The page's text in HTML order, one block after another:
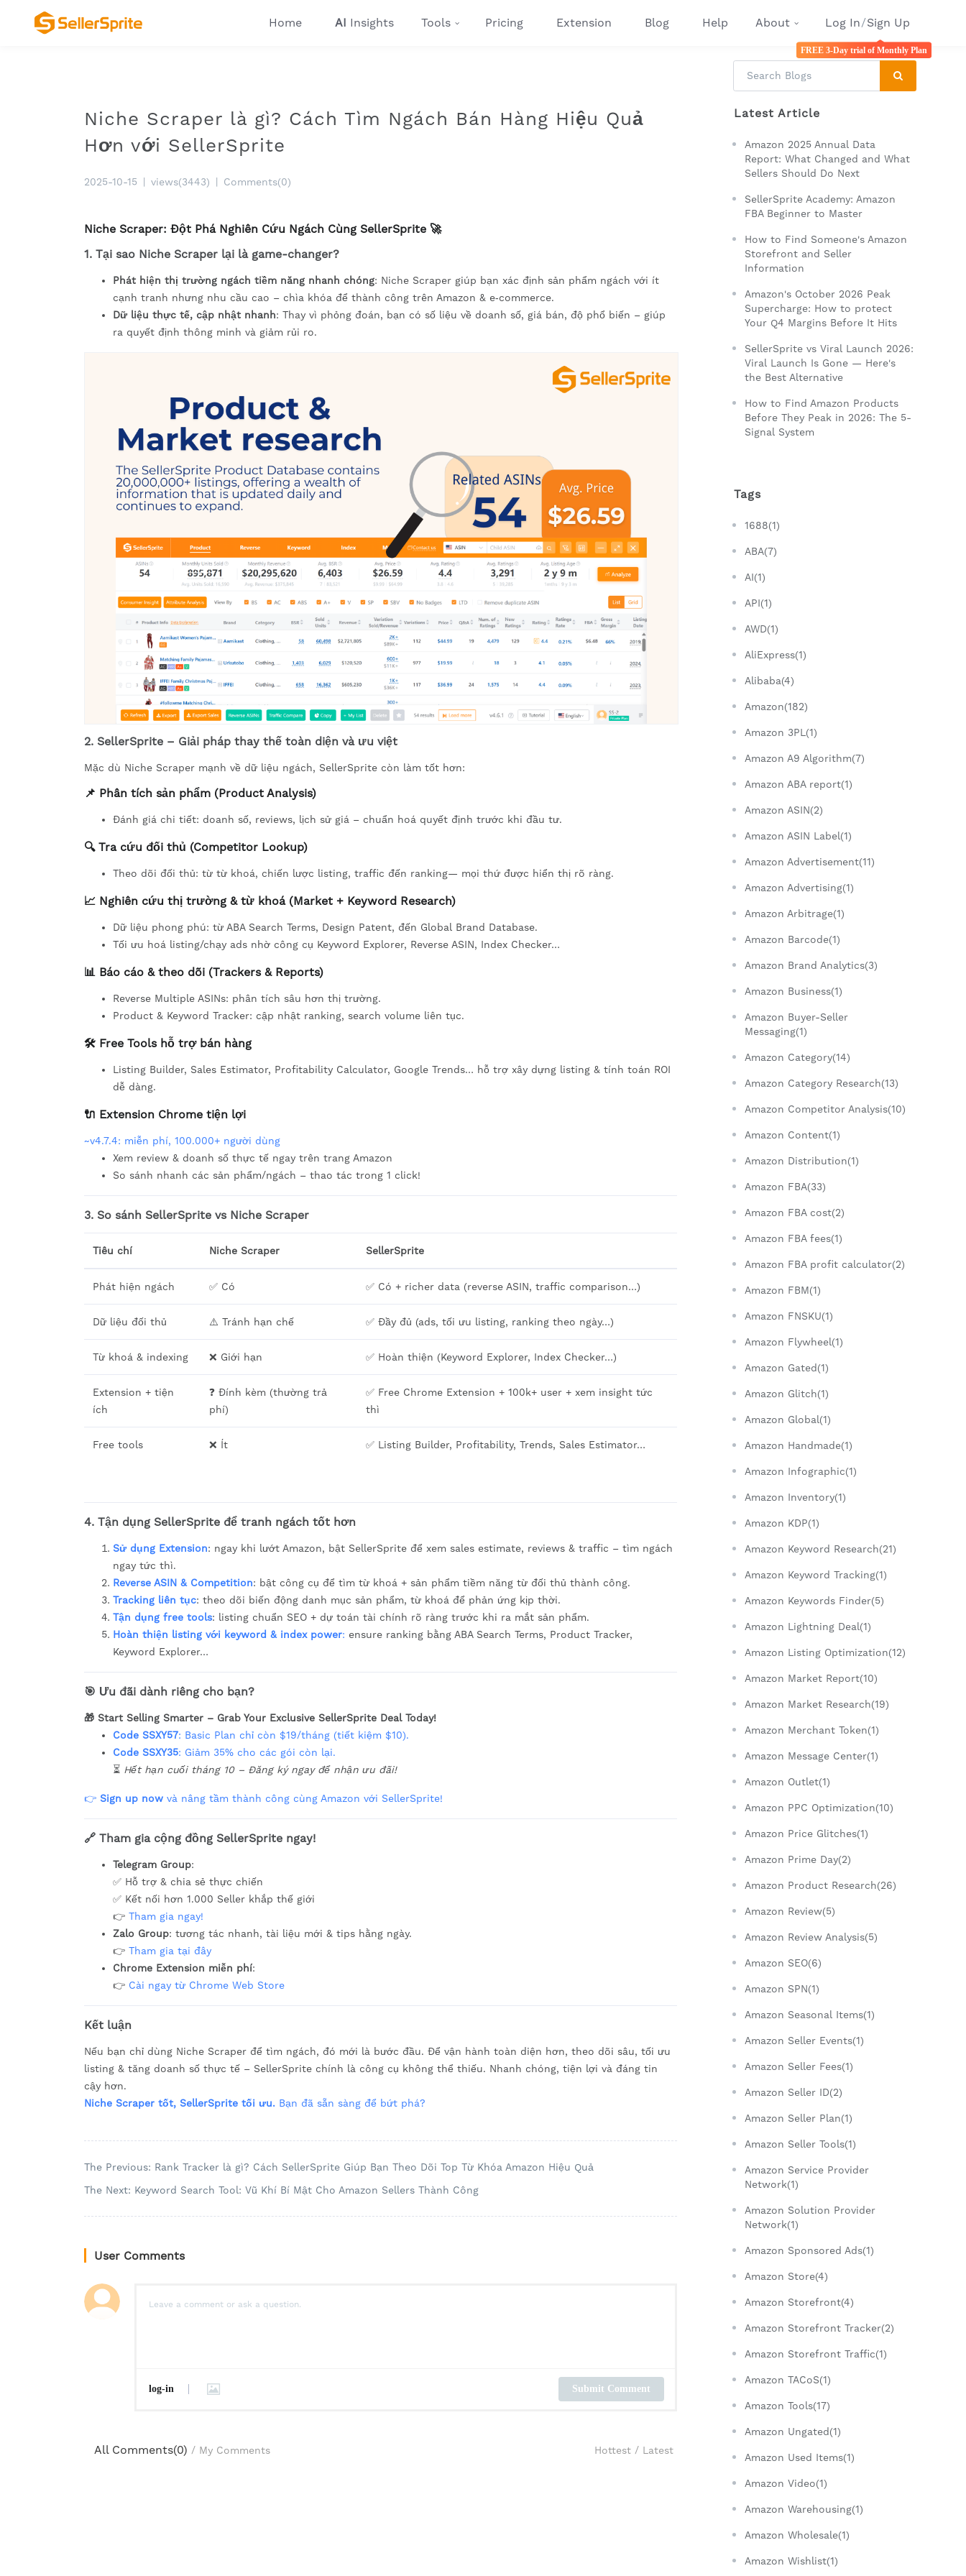
Home AI Insights Tools Pricing Extension Blog Help About Log In/Sign Up
FREE 3-Day trial of Monthly Plan
Niche Scraper là gì? Cách Tìm Ngách Bán Hàng Hiệu Quả
Hơn với SellerSprite
2025-10-15 views(3443) Comments(0)
Niche Scraper: Đột Phá Nghiên Cứu Ngách Cùng SellerSprite 🚀
1. Tại sao Niche Scraper lại là game-changer?
Phát hiện thị trường ngách tiềm năng nhanh chóng: Niche Scraper giúp bạn xác định sản phẩm ngách với ít
cạnh tranh nhưng nhu cầu cao – chìa khóa để thành công trên Amazon & e‑commerce.
Dữ liệu thực tế, cập nhật nhanh: Thay vì phỏng đoán, bạn có số liệu về doanh số, giá bán, độ phổ biến – giúp
ra quyết định thông minh và giảm rủi ro.
2. SellerSprite – Giải pháp thay thế toàn diện và ưu việt
Mặc dù Niche Scraper mạnh về dữ liệu ngách, SellerSprite còn làm tốt hơn:
📌 Phân tích sản phẩm (Product Analysis)
Đánh giá chi tiết: doanh số, reviews, lịch sử giá – chuẩn hoá quyết định trước khi đầu tư.
🔍 Tra cứu đối thủ (Competitor Lookup)
Theo dõi đối thủ: từ từ khoá, chiến lược listing, traffic đến ranking— mọi thứ được hiển thị rõ ràng.
📈 Nghiên cứu thị trường & từ khoá (Market + Keyword Research)
Dữ liệu phong phú: từ ABA Search Terms, Design Patent, đến Global Brand Database.
Tối ưu hoá listing/chạy ads nhờ công cụ Keyword Explorer, Reverse ASIN, Index Checker…
📊 Báo cáo & theo dõi (Trackers & Reports)
Reverse Multiple ASINs: phân tích sâu hơn thị trường.
Product & Keyword Tracker: cập nhật ranking, search volume liên tục.
🛠️ Free Tools hỗ trợ bán hàng
Listing Builder, Sales Estimator, Profitability Calculator, Google Trends… hỗ trợ xây dựng listing & tính toán ROI
dễ dàng.
🔌 Extension Chrome tiện lợi
~v4.7.4: miễn phí, 100.000+ người dùng
Xem review & doanh số thực tế ngay trên trang Amazon
So sánh nhanh các sản phẩm/ngách – thao tác trong 1 click!
3. So sánh SellerSprite vs Niche Scraper
Tiêu chí Niche Scraper SellerSprite
Phát hiện ngách ✅ Có ✅ Có + richer data (reverse ASIN, traffic comparison…)
Dữ liệu đối thủ ⚠️ Tránh hạn chế ✅ Đầy đủ (ads, tối ưu listing, ranking theo ngày…)
Từ khoá & indexing ❌ Giới hạn ✅ Hoàn thiện (Keyword Explorer, Index Checker…)
Extension + tiện
ích
❓ Đính kèm (thường trả
phí)
✅ Free Chrome Extension + 100k+ user + xem insight tức
thì
Free tools ❌ Ít ✅ Listing Builder, Profitability, Trends, Sales Estimator…
4. Tận dụng SellerSprite để tranh ngách tốt hơn
Sử dụng Extension: ngay khi lướt Amazon, bật SellerSprite để xem sales estimate, reviews & traffic – tìm ngách
ngay tức thì.
Reverse ASIN & Competition: bật công cụ để tìm từ khoá + sản phẩm tiềm năng từ đối thủ thành công.
Tracking liên tục: theo dõi biến động danh mục sản phẩm, từ khoá để phản ứng kịp thời.
Tận dụng free tools: listing chuẩn SEO + dự toán tài chính rõ ràng trước khi ra mắt sản phẩm.
Hoàn thiện listing với keyword & index power: ensure ranking bằng ABA Search Terms, Product Tracker,
Keyword Explorer…
🎯 Ưu đãi dành riêng cho bạn?
🎁 Start Selling Smarter – Grab Your Exclusive SellerSprite Deal Today!
Code SSXY57: Basic Plan chỉ còn $19/tháng (tiết kiệm $10).
Code SSXY35: Giảm 35% cho các gói còn lại.
⏳ Hết hạn cuối tháng 10 – Đăng ký ngay để nhận ưu đãi!
👉 Sign up now và nâng tầm thành công cùng Amazon với SellerSprite!
🔗 Tham gia cộng đồng SellerSprite ngay!
Telegram Group:
✅ Hỗ trợ & chia sẻ thực chiến
✅ Kết nối hơn 1.000 Seller khắp thế giới
👉 Tham gia ngay!
Zalo Group: tương tác nhanh, tài liệu mới & tips hằng ngày.
👉 Tham gia tại đây
Chrome Extension miễn phí:
👉 Cài ngay từ Chrome Web Store
Kết luận
Nếu bạn chỉ dùng Niche Scraper để tìm ngách, đó mới là bước đầu. Để vận hành toàn diện hơn, theo dõi sâu, tối ưu
listing & tăng doanh số thực tế – SellerSprite chính là công cụ không thể thiếu. Nhanh chóng, tiện lợi và đáng tin
cậy hơn.
Niche Scraper tốt, SellerSprite tối ưu. Bạn đã sẵn sàng để bứt phá?
The Previous: Rank Tracker là gì? Cách SellerSprite Giúp Bạn Theo Dõi Top Từ Khóa Amazon Hiệu Quả
The Next: Keyword Search Tool: Vũ Khí Bí Mật Cho Amazon Sellers Thành Công
User Comments
log-in Submit Comment
All Comments(0) / My Comments Hottest / Latest
Latest Article
Amazon 2025 Annual Data
Report: What Changed and What
Sellers Should Do Next
SellerSprite Academy: Amazon
FBA Beginner to Master
How to Find Someone's Amazon
Storefront and Seller
Information
Amazon's October 2026 Peak
Supercharge: How to protect
Your Q4 Margins Before It Hits
SellerSprite vs Viral Launch 2026:
Viral Launch Is Gone — Here's
the Best Alternative
How to Find Amazon Products
Before They Peak in 2026: The 5-
Signal System
Tags
1688(1)
ABA(7)
AI(1)
API(1)
AWD(1)
AliExpress(1)
Alibaba(4)
Amazon(182)
Amazon 3PL(1)
Amazon A9 Algorithm(7)
Amazon ABA report(1)
Amazon ASIN(2)
Amazon ASIN Label(1)
Amazon Advertisement(11)
Amazon Advertising(1)
Amazon Arbitrage(1)
Amazon Barcode(1)
Amazon Brand Analytics(3)
Amazon Business(1)
Amazon Buyer-Seller
Messaging(1)
Amazon Category(14)
Amazon Category Research(13)
Amazon Competitor Analysis(10)
Amazon Content(1)
Amazon Distribution(1)
Amazon FBA(33)
Amazon FBA cost(2)
Amazon FBA fees(1)
Amazon FBA profit calculator(2)
Amazon FBM(1)
Amazon FNSKU(1)
Amazon Flywheel(1)
Amazon Gated(1)
Amazon Glitch(1)
Amazon Global(1)
Amazon Handmade(1)
Amazon Infographic(1)
Amazon Inventory(1)
Amazon KDP(1)
Amazon Keyword Research(21)
Amazon Keyword Tracking(1)
Amazon Keywords Finder(5)
Amazon Lightning Deal(1)
Amazon Listing Optimization(12)
Amazon Market Report(10)
Amazon Market Research(19)
Amazon Merchant Token(1)
Amazon Message Center(1)
Amazon Outlet(1)
Amazon PPC Optimization(10)
Amazon Price Glitches(1)
Amazon Prime Day(2)
Amazon Product Research(26)
Amazon Review(5)
Amazon Review Analysis(5)
Amazon SEO(6)
Amazon SPN(1)
Amazon Seasonal Items(1)
Amazon Seller Events(1)
Amazon Seller Fees(1)
Amazon Seller ID(2)
Amazon Seller Plan(1)
Amazon Seller Tools(1)
Amazon Service Provider
Network(1)
Amazon Solution Provider
Network(1)
Amazon Sponsored Ads(1)
Amazon Store(4)
Amazon Storefront(4)
Amazon Storefront Tracker(2)
Amazon Storefront Traffic(1)
Amazon TACoS(1)
Amazon Tools(17)
Amazon Ungated(1)
Amazon Used Items(1)
Amazon Video(1)
Amazon Warehousing(1)
Amazon Wholesale(1)
Amazon Wishlist(1)